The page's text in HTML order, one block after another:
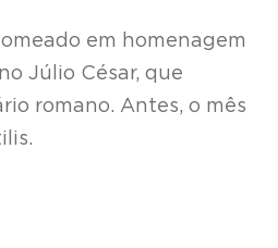
em homenagem
Júlio César, que
romano. Antes, o mês